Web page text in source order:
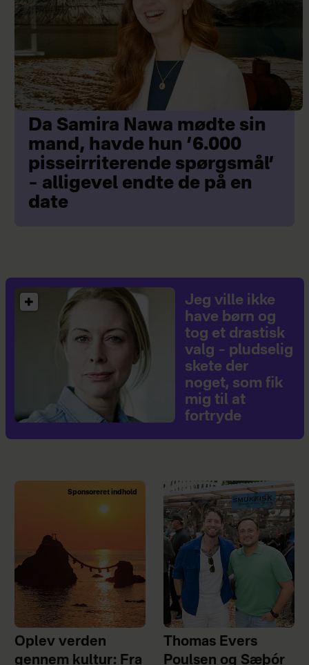
Da Samira Nawa mødte sin
mand, havde hun ’6.000
pisseirriterende spørgsmål’
– alligevel endte de på en
date
Jeg ville ikke
have børn og
tog et drastisk
valg – pludselig
skete der
noget, som fik
mig til at
fortryde
Sponsoreret indhold
Oplev verden
gennem kultur: Fra
Thomas Evers
Poulsen og Sæþór